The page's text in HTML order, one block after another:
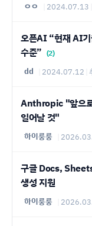
ㅇㅇ 2024.07.13
오픈AI “현재 AI
수준” (2)
dd 2024.07.12
Anthropic "앞으로
일어날 것"
하이룽룽
구글 Docs,
생성 지원
하이룽룽